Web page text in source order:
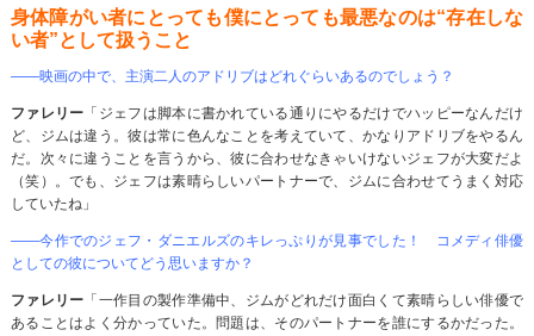
身体障がい者にとっても僕にとっても最悪なのは“存在しな
い者”として扱うこと
――映画の中で、主演二人のアドリブはどれぐらいあるのでしょう？
ファレリー 「ジェフは脚本に書かれている通りにやるだけでハッピーなんだけ
ど、ジムは違う。彼は常に色んなことを考えていて、かなりアドリブをやるん
だ。次々に違うことを言うから、彼に合わせなきゃいけないジェフが大変だよ
（笑）。でも、ジェフは素晴らしいパートナーで、ジムに合わせてうまく対応
していたね」
――今作でのジェフ・ダニエルズのキレっぷりが見事でした！ コメディ俳優
としての彼についてどう思いますか？
ファレリー 「一作目の製作準備中、ジムがどれだけ面白くて素晴らしい俳優で
あることはよく分かっていた。問題は、そのパートナーを誰にするかだった。